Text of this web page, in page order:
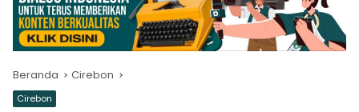
Beranda Cirebon
Cirebon